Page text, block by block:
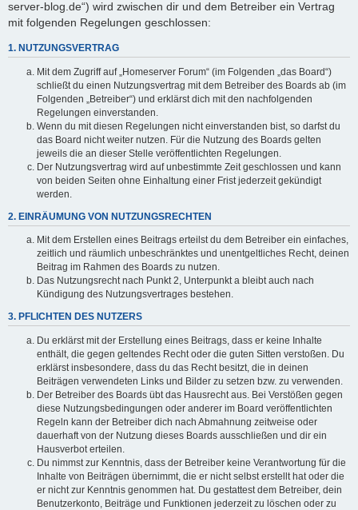
server-blog.de“) wird zwischen dir und dem Betreiber ein Vertrag
mit folgenden Regelungen geschlossen:
1. NUTZUNGSVERTRAG
Mit dem Zugriff auf „Homeserver Forum“ (im Folgenden „das Board“)
schließt du einen Nutzungsvertrag mit dem Betreiber des Boards ab (im
Folgenden „Betreiber“) und erklärst dich mit den nachfolgenden
Regelungen einverstanden.
Wenn du mit diesen Regelungen nicht einverstanden bist, so darfst du
das Board nicht weiter nutzen. Für die Nutzung des Boards gelten
jeweils die an dieser Stelle veröffentlichten Regelungen.
Der Nutzungsvertrag wird auf unbestimmte Zeit geschlossen und kann
von beiden Seiten ohne Einhaltung einer Frist jederzeit gekündigt
werden.
2. EINRÄUMUNG VON NUTZUNGSRECHTEN
Mit dem Erstellen eines Beitrags erteilst du dem Betreiber ein einfaches,
zeitlich und räumlich unbeschränktes und unentgeltliches Recht, deinen
Beitrag im Rahmen des Boards zu nutzen.
Das Nutzungsrecht nach Punkt 2, Unterpunkt a bleibt auch nach
Kündigung des Nutzungsvertrages bestehen.
3. PFLICHTEN DES NUTZERS
Du erklärst mit der Erstellung eines Beitrags, dass er keine Inhalte
enthält, die gegen geltendes Recht oder die guten Sitten verstoßen. Du
erklärst insbesondere, dass du das Recht besitzt, die in deinen
Beiträgen verwendeten Links und Bilder zu setzen bzw. zu verwenden.
Der Betreiber des Boards übt das Hausrecht aus. Bei Verstößen gegen
diese Nutzungsbedingungen oder anderer im Board veröffentlichten
Regeln kann der Betreiber dich nach Abmahnung zeitweise oder
dauerhaft von der Nutzung dieses Boards ausschließen und dir ein
Hausverbot erteilen.
Du nimmst zur Kenntnis, dass der Betreiber keine Verantwortung für die
Inhalte von Beiträgen übernimmt, die er nicht selbst erstellt hat oder die
er nicht zur Kenntnis genommen hat. Du gestattest dem Betreiber, dein
Benutzerkonto, Beiträge und Funktionen jederzeit zu löschen oder zu